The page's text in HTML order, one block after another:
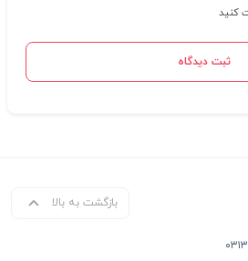
کنید
ثبت دیدگاه
بازگشت به بالا